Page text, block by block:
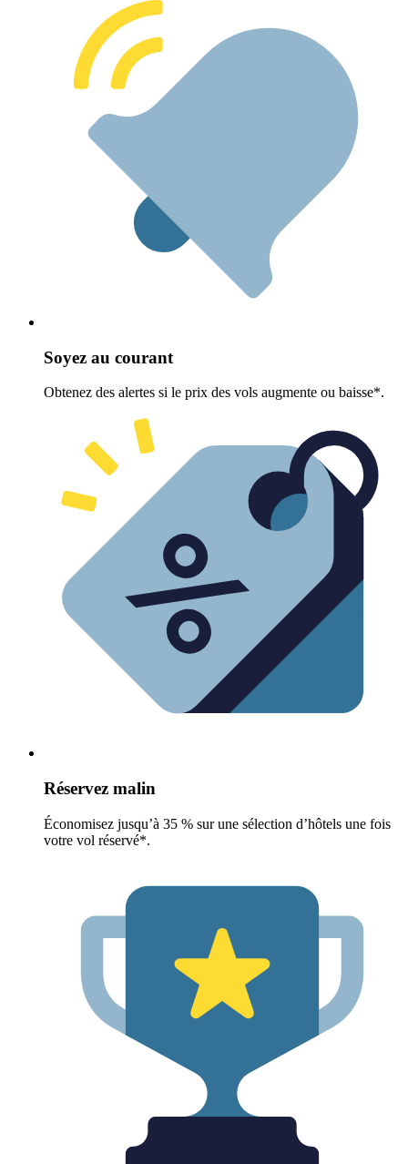
Soyez au courant
Obtenez des alertes si le prix des vols augmente ou baisse*.
Réservez malin
Économisez jusqu’à 35 % sur une sélection d’hôtels une fois
votre vol réservé*.